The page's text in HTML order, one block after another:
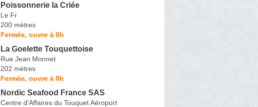
Poissonnerie la Criée
Le Fr
200 mètres
Fermée, ouvre à 8h
La Goelette Touquettoise
Rue Jean Monnet
202 mètres
Fermée, ouvre à 8h
Nordic Seafood France SAS
Centre d'Affaires du Touquet Aéroport